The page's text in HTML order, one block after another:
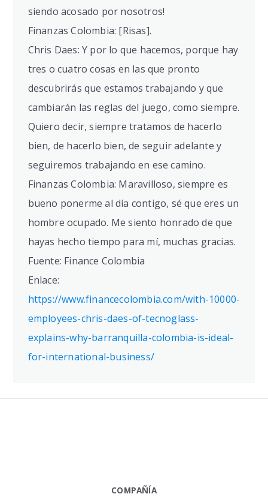
siendo acosado por nosotros!
Finanzas Colombia: [Risas].
Chris Daes: Y por lo que hacemos, porque hay
tres o cuatro cosas en las que pronto
descubrirás que estamos trabajando y que
cambiarán las reglas del juego, como siempre.
Quiero decir, siempre tratamos de hacerlo
bien, de hacerlo bien, de seguir adelante y
seguiremos trabajando en ese camino.
Finanzas Colombia: Maravilloso, siempre es
bueno ponerme al día contigo, sé que eres un
hombre ocupado. Me siento honrado de que
hayas hecho tiempo para mí, muchas gracias.
Fuente: Finance Colombia
Enlace:
https://www.financecolombia.com/with-10000-
employees-chris-daes-of-tecnoglass-
explains-why-barranquilla-colombia-is-ideal-
for-international-business/
COMPAÑÍA